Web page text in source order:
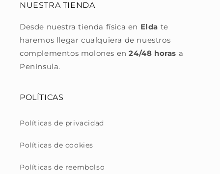
NUESTRA TIENDA
Desde nuestra tienda física en Elda te
haremos llegar cualquiera de nuestros
complementos molones en24/48 horas a
Península.
POLÍTICAS
Políticas de privacidad
Políticas de cookies
Políticas de reembolso